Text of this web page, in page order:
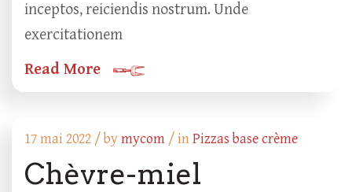
inceptos, reiciendis nostrum. Unde
exercitationem
Read More
17 mai 2022 /bymycom / inPizzas base crème
Chèvre-miel